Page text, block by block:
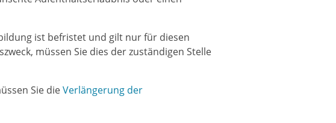
ist befristet und gilt nur für diesen
müssen Sie dies der zuständigen Stelle
Sie dieVerlängerung der